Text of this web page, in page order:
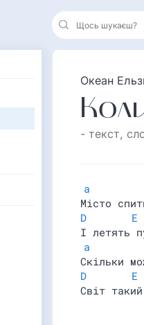
Океан
- текст,
a
Мiсто
D
E
І летять
a
Скiльки
D
E
Свiт